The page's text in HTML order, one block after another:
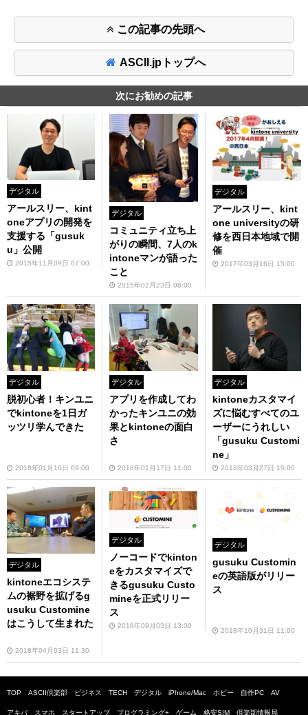
この記事の先頭へ
ASCII.jpトップへ
次にお勧めの記事
デジタル
アールスリー、kint
oneアプリの開発を
支援する「gusuk
u」公開
2015年11月09日 07:00
デジタル
コミュニティ立ち上
がりの瞬間、7人のk
intoneマンが語った
こと
2015年02月23日 06:00
デジタル
アールスリー、kint
one universityの研
修を西日本地域で開
催
2017年03月16日 15:00
デジタル
脱初心者！キンユニ
でkintoneを1日ガ
ッツリ学んできた
2018年01月10日 09:00
デジタル
アプリを作成してわ
かったキンユニの効
果とkintoneの面白
さ
2018年01月17日 11:00
デジタル
kintoneカスタマイ
ズに悩むすべてのユ
ーザーにうれしい
「gusuku Customi
ne」
2018年03月27日 15:00
デジタル
kintoneエコシステ
ムの裾野を拡げるg
usuku Customine
はこうして生まれた
2018年04月03日 11:30
デジタル
ノーコードでkinton
eをカスタマイズで
きるgusuku Custo
mineを正式リリー
ス
2018年09月03日 13:00
デジタル
gusuku Customin
eの英語版がリリー
ス
2018年10月31日 11:00
TOP ASCII倶楽部 ビジネス TECH デジタル iPhone/Mac ホビー 自作PC AV
アキバ スマホ スタートアップ プログラミング+ ゲーム 格安SIM 倶楽部情報局